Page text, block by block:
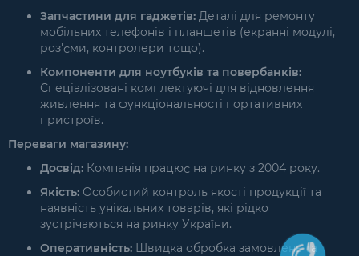
Запчастини для гаджетів: Деталі для ремонту
мобільних телефонів і планшетів (екранні модулі,
роз'єми, контролери тощо).
Компоненти для ноутбуків та повербанків:
Спеціалізовані комплектуючі для відновлення
живлення та функціональності портативних
пристроїв.
Переваги магазину:
Досвід: Компанія працює на ринку з 2004 року.
Якість: Особистий контроль якості продукції та
наявність унікальних товарів, які рідко
зустрічаються на ринку України.
Оперативність: Швидка обробка замовлень та